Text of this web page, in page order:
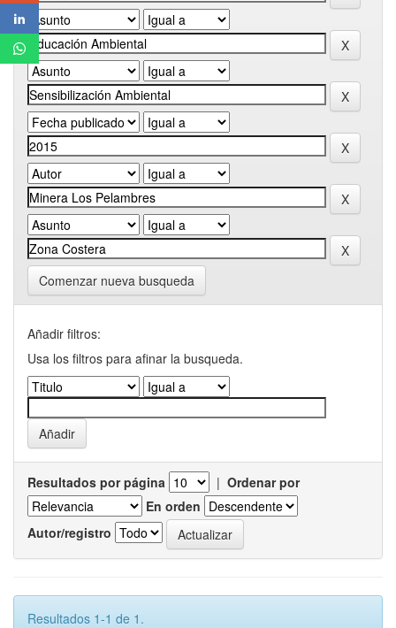
Comenzar nueva busqueda
Añadir filtros:
Usa los filtros para afinar la busqueda.
Resultados por página | Ordenar por
En orden
Autor/registro
Resultados 1-1 de 1.